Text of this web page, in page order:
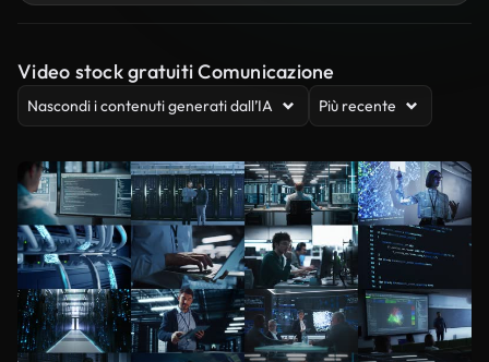
Video stock gratuiti Comunicazione
Nascondi i contenuti generati dall’IA Più recente